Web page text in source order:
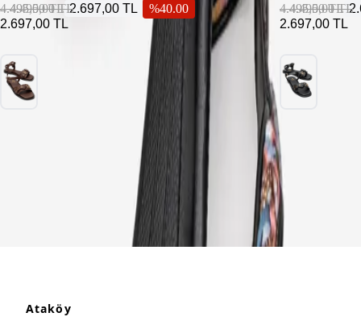
4.495,00 TL 2.697,00 TL %40.00
2.697,00 TL
4.495,00 TL 4.495,00 TL
2.697,00 TL
4.495,00 TL
Ataköy